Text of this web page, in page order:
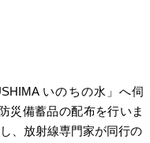
いのちの水」へ伺
災備蓄品の配布を行いま
、 放射線専門家が同行の